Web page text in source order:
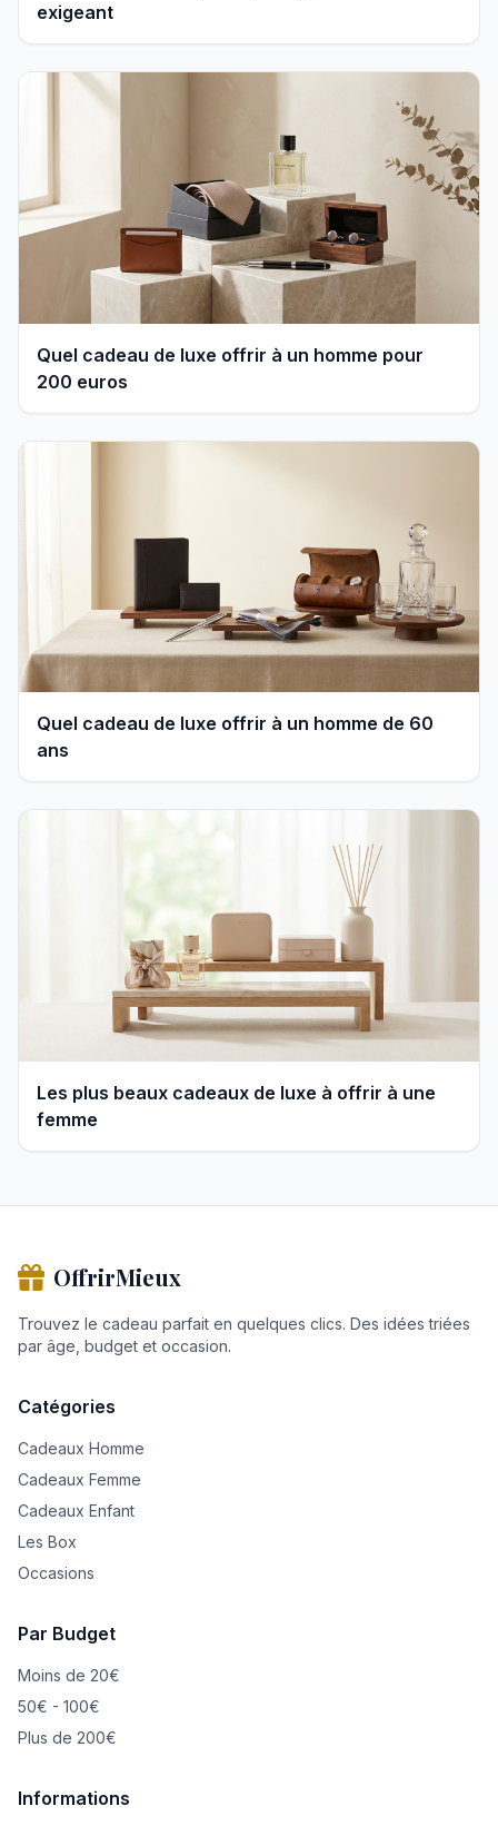
exigeant
Quel cadeau de luxe offrir à un homme pour
200 euros
Quel cadeau de luxe offrir à un homme de 60
ans
Les plus beaux cadeaux de luxe à offrir à une
femme
OffrirMieux
Trouvez le cadeau parfait en quelques clics. Des idées triées
par âge, budget et occasion.
Catégories
Cadeaux Homme
Cadeaux Femme
Cadeaux Enfant
Les Box
Occasions
Par Budget
Moins de 20€
50€ - 100€
Plus de 200€
Informations